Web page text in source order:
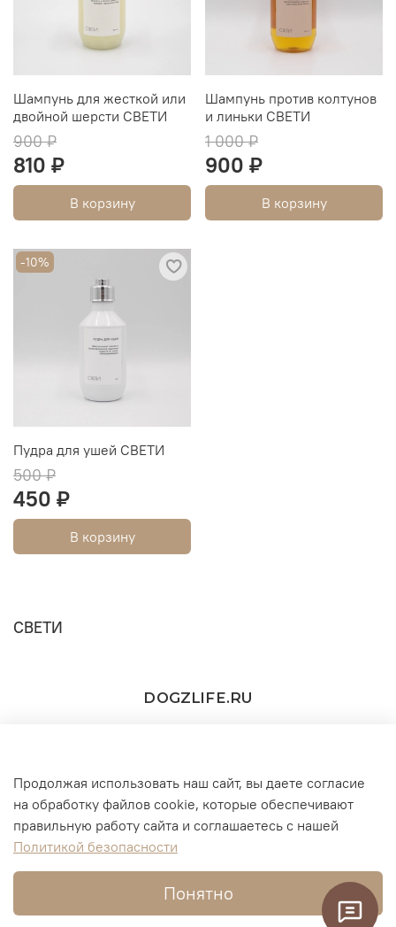
Шампунь для жесткой или
двойной шерсти СВЕТИ
900 ₽
810 ₽
В корзину
Шампунь против колтунов
и линьки СВЕТИ
1 000 ₽
900 ₽
В корзину
-10%
Пудра для ушей СВЕТИ
500 ₽
450 ₽
В корзину
СВЕТИ
+7(916) 860-11-73 (WhatsApp/Telegram/MAX))
г. Москва
DOGZLIFE.RU
Интернет-магазин создан на InSales
Продолжая использовать наш сайт, вы даете согласие
на обработку файлов cookie, которые обеспечивают
правильную работу сайта и соглашаетесь с нашей
Политикой безопасности
Понятно